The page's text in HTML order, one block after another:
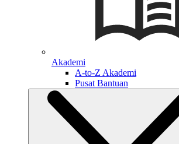
Akademi
A-to-Z Akademi
Pusat Bantuan